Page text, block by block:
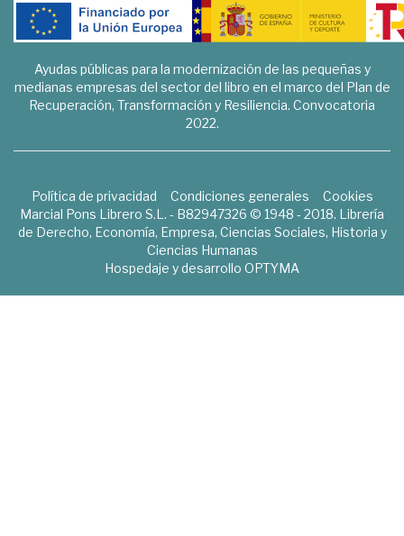
Ayudas públicas para la modernización de las pequeñas y
medianas empresas del sector del libro en el marco del Plan de
Recuperación, Transformación y Resiliencia. Convocatoria
2022.
Política de privacidad Condiciones generales
Cookies
Marcial Pons Librero S.L. - B82947326 © 1948 - 2018. Librería
de Derecho, Economía, Empresa, Ciencias Sociales, Historia y
Ciencias Humanas
Hospedaje y desarrollo OPTYMA